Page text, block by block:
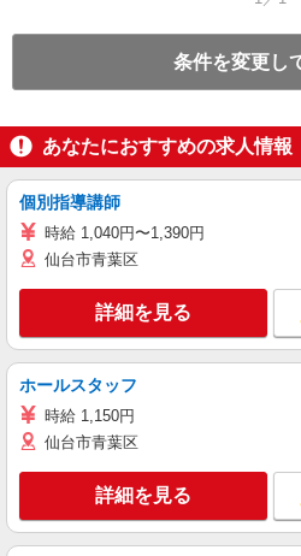
条件を変更し
あなたにおすすめの求人情報
個別指導講師
時給 1,040円〜1,390円
仙台市青葉区
詳細を見る
ホールスタッフ
時給 1,150円
仙台市青葉区
詳細を見る